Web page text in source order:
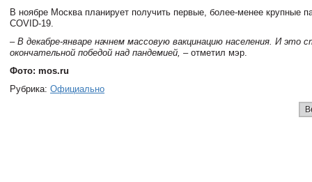
В ноябре Москва планирует получить первые, более-менее крупные
COVID-19.
– В декабре-январе начнем массовую вакцинацию населения. И это
окончательной победой над пандемией, – отметил мэр.
Фото: mos.ru
Рубрика: Официально